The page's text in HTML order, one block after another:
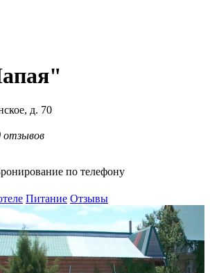
д. 70
отзывов
по телефону
Питание Отзывы